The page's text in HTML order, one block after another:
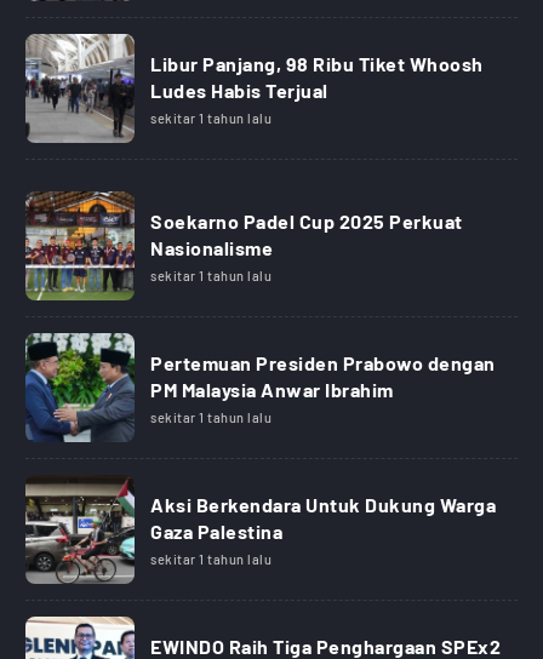
Libur Panjang, 98 Ribu Tiket Whoosh
Ludes Habis Terjual
sekitar 1 tahun lalu
Soekarno Padel Cup 2025 Perkuat
Nasionalisme
sekitar 1 tahun lalu
Pertemuan Presiden Prabowo dengan
PM Malaysia Anwar Ibrahim
sekitar 1 tahun lalu
Aksi Berkendara Untuk Dukung Warga
Gaza Palestina
sekitar 1 tahun lalu
EWINDO Raih Tiga Penghargaan SPEx2